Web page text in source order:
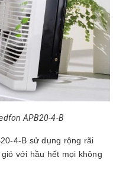
APB20-4-B
4-B sử dụng rộng rãi
với hầu hết mọi không